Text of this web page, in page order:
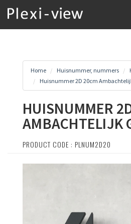
Home Huisnummer, nummers
Huisnummer 2D 20cm
HUISNUMMER
AMBACHTELIJK
PRODUCT CODE : PLNUM2D20